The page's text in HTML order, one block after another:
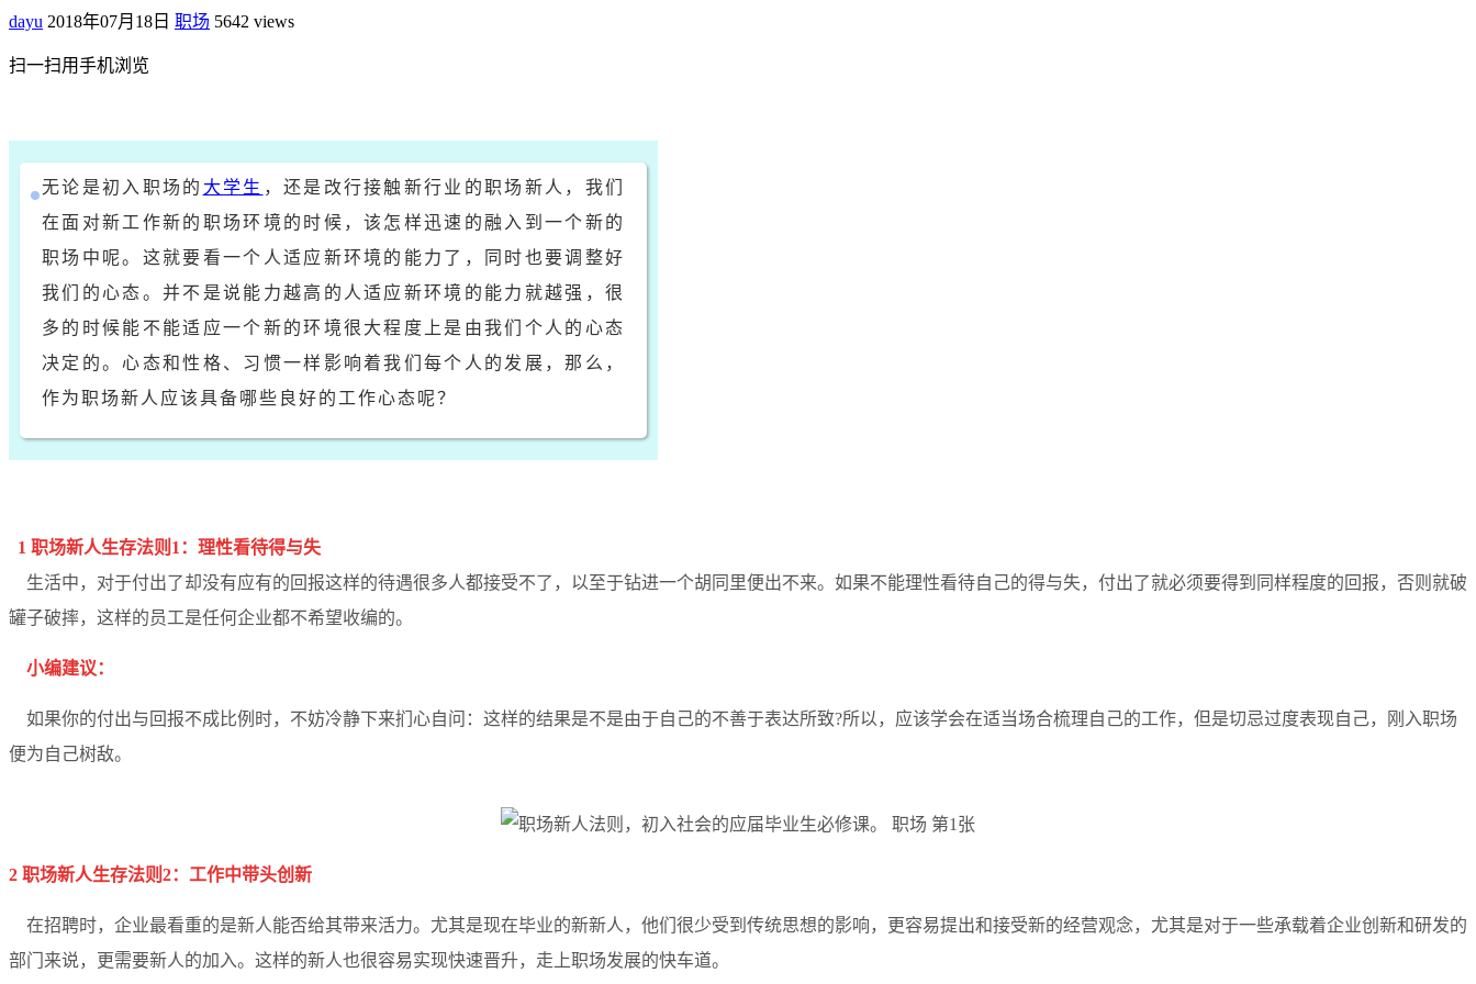
dayu 2018年07月18日 职场 5642 views
扫一扫用手机浏览
无论是初入职场的 大学生 ，还是改行接触新行业的职场新人，我们
在面对新工作新的职场环境的时候，该怎样迅速的融入到一个新的
职场中呢。这就要看一个人适应新环境的能力了，同时也要调整好
我们的心态。并不是说能力越高的人适应新环境的能力就越强，很
多的时候能不能适应一个新的环境很大程度上是由我们个人的心态
决定的。心态和性格、习惯一样影响着我们每个人的发展，那么，
作为职场新人应该具备哪些良好的工作心态呢？
1 职场新人生存法则1：理性看待得与失
生活中，对于付出了却没有应有的回报这样的待遇很多人都接受不了，以至于钻进一个胡同里便出不来。如果不能理性看待自己的得与失，付出了就必须要得到同样程度的回报，否则就破
罐子破摔，这样的员工是任何企业都不希望收编的。
小编建议 ：
如果你的付出与回报不成比例时，不妨冷静下来扪心自问：这样的结果是不是由于自己的不善于表达所致?所以，应该学会在适当场合梳理自己的工作，但是切忌过度表现自己，刚入职场
便为自己树敌。
2 职场新人生存法则2：工作中带头创新
在招聘时，企业最看重的是新人能否给其带来活力。尤其是现在毕业的新新人，他们很少受到传统思想的影响，更容易提出和接受新的经营观念，尤其是对于一些承载着企业创新和研发的
部门来说，更需要新人的加入。这样的新人也很容易实现快速晋升，走上职场发展的快车道。